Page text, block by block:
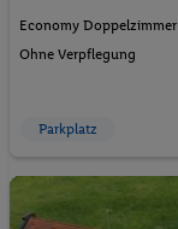
Economy Doppelzimmer
Ohne Verpflegung
Parkplatz